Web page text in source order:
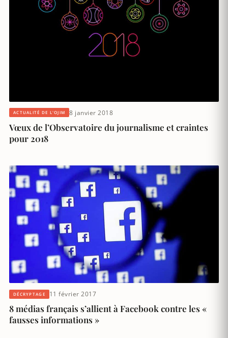
ACTUALITÉ DE L'OJIM 8 janvier 2018
Vœux de l’Observatoire du journalisme et craintes
pour 2018
DÉCRYPTAGE 11 février 2017
8 médias français s’allient à Facebook contre les «
fausses informations »